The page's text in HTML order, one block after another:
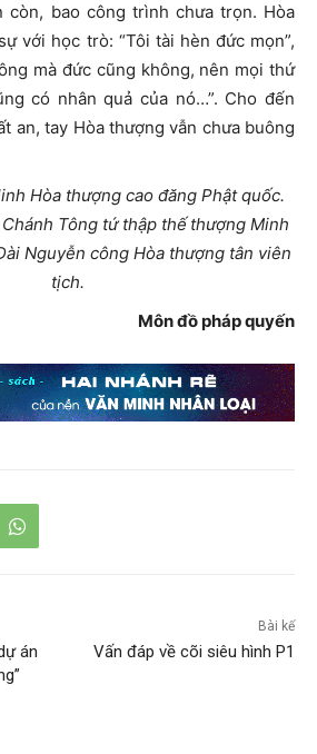
còn, bao công trình chưa trọn. Hòa
với học trò: “Tôi tài hèn đức mọn”,
mà đức cũng không, nên mọi thứ
có nhân quả của nó…”. Cho đến
an, tay Hòa thượng vẫn chưa buông
Hòa thượng cao đăng Phật quốc.
Tông tứ thập thế thượng Minh
Nguyễn công Hòa thượng tân viên
tịch.
Môn đồ pháp quyến
án
Bài kế
Vấn đáp về cõi siêu hình P1